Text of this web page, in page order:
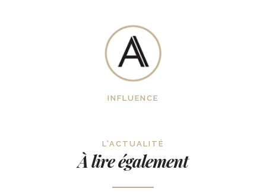
INFLUENCE
L'ACTUALITÉ
À lire également